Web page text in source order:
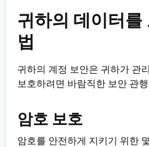
귀하의 데이터를
법
귀하의 계정 보안은 귀하가 관
보호하려면 바람직한 보안 관행
암호 보호
암호를 안전하게 지키기 위한